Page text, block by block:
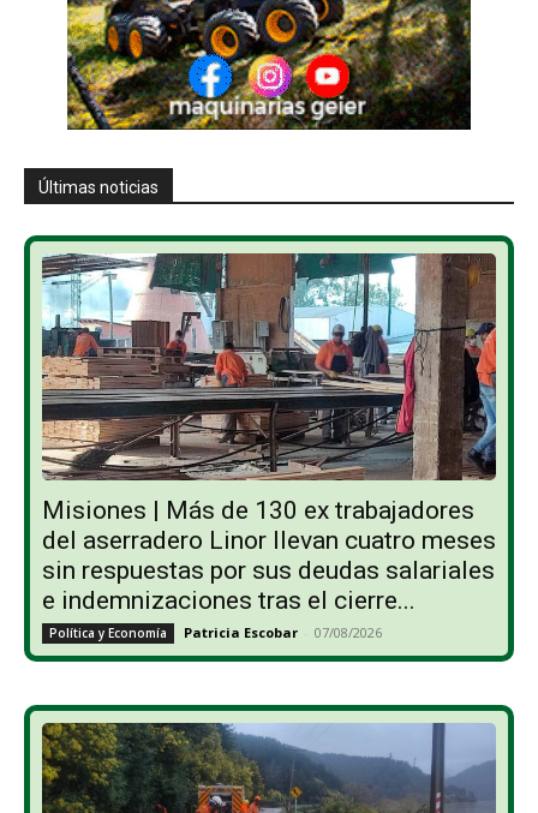
Últimas noticias
Misiones | Más de 130 ex trabajadores
del aserradero Linor llevan cuatro meses
sin respuestas por sus deudas salariales
e indemnizaciones tras el cierre...
Política y Economía Patricia Escobar - 07/08/2026